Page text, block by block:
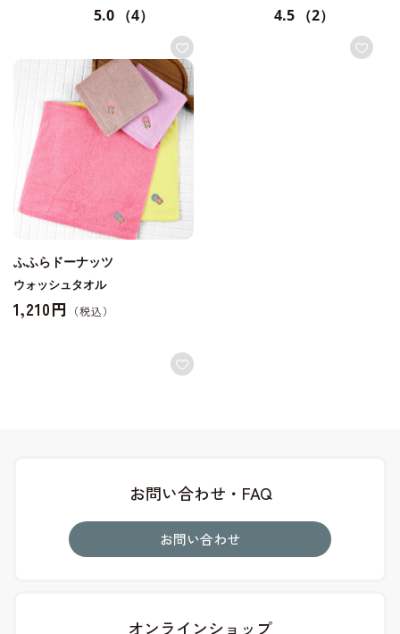
5.0 （4） 4.5 （2）
ふふらドーナッツ
ウォッシュタオル
1,210円
お問い合わせ・FAQ
お問い合わせ
オンラインショップ